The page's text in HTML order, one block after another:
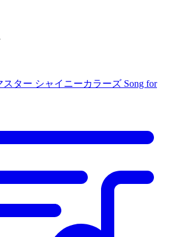
スター シャイニーカラーズ Song for